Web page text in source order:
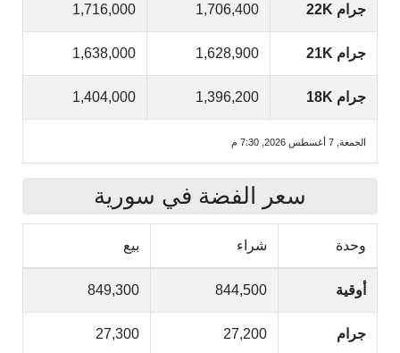
جرام 22K 1,706,400
1,716,000
جرام 21K 1,628,900
1,638,000
جرام 18K 1,396,200
1,404,000
الجمعة, 7 أغسطس 2026, 7:30 م
سعر الفضة في سورية
وحدة شراء بيع
أوقية 844,500
849,300
جرام 27,200
27,300